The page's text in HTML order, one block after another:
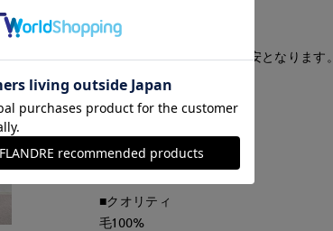
■サイズ表記はあくまで目安となります。
■品番
54170048
■原産国
中国製
■クオリティ
毛100%